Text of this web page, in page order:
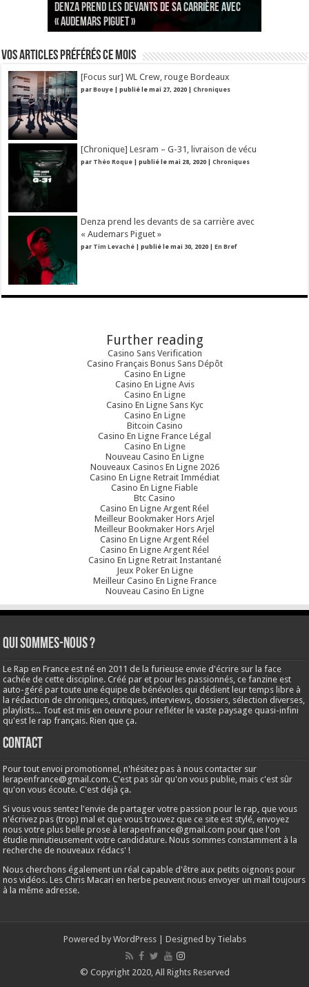
Denza prend les devants de sa carrière avec
« Audemars Piguet »
Les Ardentes 2020 : une série pleine de
rebondissements
[EVENEMENTS] Paris Hip Hop Winter va réveiller
votre hiver !
Vos articles préférés ce mois
[Focus sur] WL Crew, rouge Bordeaux
parBouye |publié le mai 27, 2020 |Chroniques
[Chronique] Lesram – G-31, livraison de vécu
par Théo Roque |publié le mai 28, 2020 |Chroniques
Denza prend les devants de sa carrière avec
« Audemars Piguet »
par Tim Levaché |publié le mai 30, 2020 |En Bref
Further reading
Casino Sans Verification
Casino Français Bonus Sans Dépôt
Casino En Ligne
Casino En Ligne Avis
Casino En Ligne
Casino En Ligne Sans Kyc
Casino En Ligne
Bitcoin Casino
Casino En Ligne France Légal
Casino En Ligne
Nouveau Casino En Ligne
Nouveaux Casinos En Ligne 2026
Casino En Ligne Retrait Immédiat
Casino En Ligne Fiable
Btc Casino
Casino En Ligne Argent Réel
Meilleur Bookmaker Hors Arjel
Meilleur Bookmaker Hors Arjel
Casino En Ligne Argent Réel
Casino En Ligne Argent Réel
Casino En Ligne Retrait Instantané
Jeux Poker En Ligne
Meilleur Casino En Ligne France
Nouveau Casino En Ligne
Qui sommes-nous ?
Le Rap en France est né en 2011 de la furieuse envie d'écrire sur la face
cachée de cette discipline. Créé par et pour les passionnés, ce fanzine est
auto-géré par toute une équipe de bénévoles qui dédient leur temps libre à
la rédaction de chroniques, critiques, interviews, dossiers, sélection diverses,
playlists... Tout est mis en oeuvre pour refléter le vaste paysage quasi-infini
qu'est le rap français. Rien que ça.
Contact
Pour tout envoi promotionnel, n'hésitez pas à nous contacter sur
lerapenfrance@gmail.com. C'est pas sûr qu'on vous publie, mais c'est sûr
qu'on vous écoute. C'est déjà ça.
Si vous vous sentez l'envie de partager votre passion pour le rap, que vous
n'écrivez pas (trop) mal et que vous trouvez que ce site est stylé, envoyez
nous votre plus belle prose àlerapenfrance@gmail.com pour que l'on
étudie minutieusement votre candidature. Nous sommes constamment à la
recherche de nouveaux rédacs' !
Nous cherchons également un réal capable d'être aux petits oignons pour
nos vidéos. Les Chris Macari en herbe peuvent nous envoyer un mail toujours
à la même adresse.
Powered by WordPress| Designed by Tielabs
© Copyright 2020, All Rights Reserved